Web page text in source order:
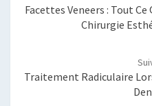
Facettes Veneers : Tout Ce
Chirurgie
Traitement Radiculaire